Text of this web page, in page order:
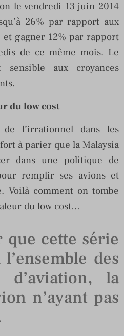
le vendredi 13 juin 2014
26% par rapport aux
gagner 12% par rapport
de ce même mois. Le
sensible aux croyances
du low cost
l’irrationnel dans les
à parier que la Malaysia
dans une politique de
remplir ses avions et
Voilà comment on tombe
du low cost…
que cette série
des
d’aviation, la
n’ayant pas